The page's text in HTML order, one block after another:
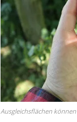
Ausgleichsflächen